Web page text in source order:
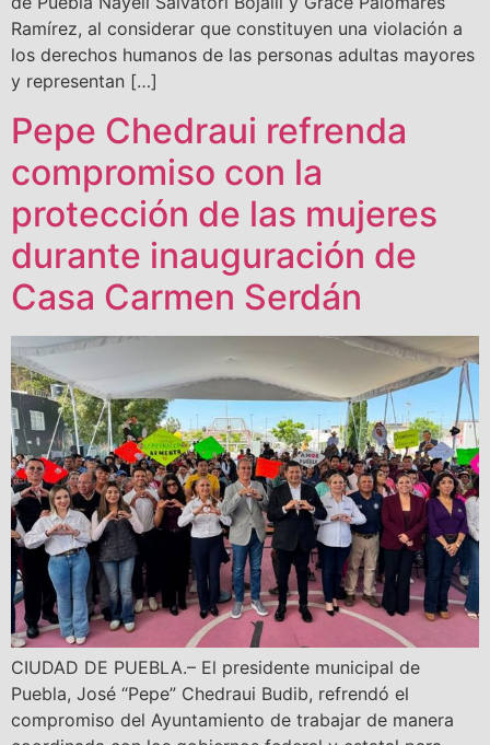
Ramírez, al considerar que constituyen una violación a
los derechos humanos de las personas adultas mayores
y representan […]
Pepe Chedraui refrenda
compromiso con la
protección de las mujeres
durante inauguración de
Casa Carmen Serdán
CIUDAD DE PUEBLA.– El presidente municipal de
Puebla, José “Pepe” Chedraui Budib, refrendó el
compromiso del Ayuntamiento de trabajar de manera